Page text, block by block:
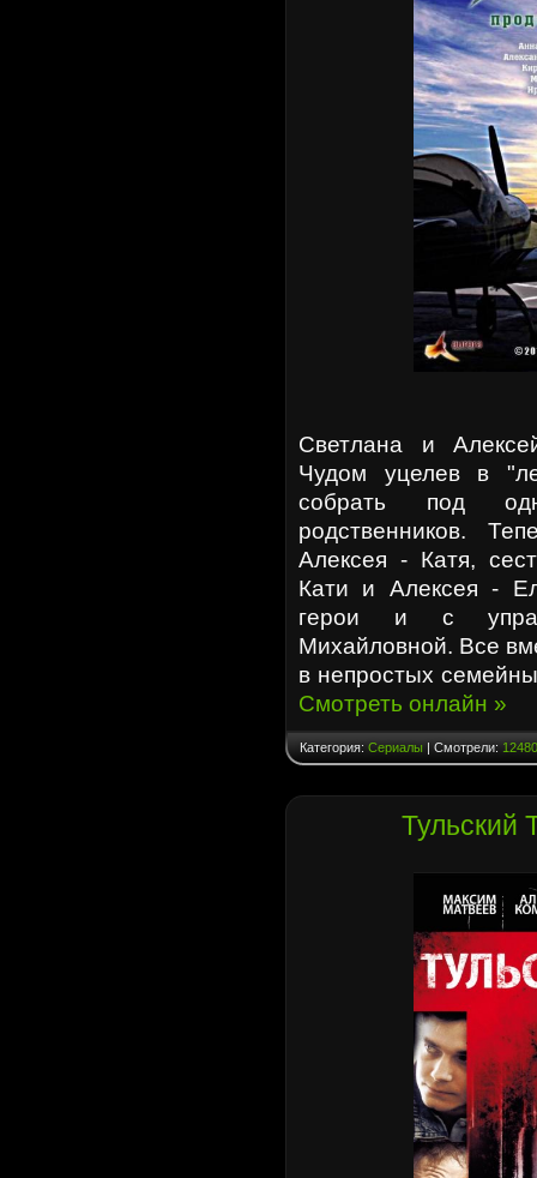
Светлана и
Чудом уцелев в
собрать под
родственников.
Алексея - Катя,
Кати и Алексея -
герои и с
Михайловной. Все
в непростых
Смотреть онлайн »
Категория: Сериалы | Смотрели: 12480
Тульский